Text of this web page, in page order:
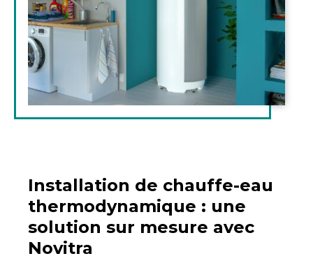
Installation de chauffe-eau
thermodynamique : une
solution sur mesure avec
Novitra